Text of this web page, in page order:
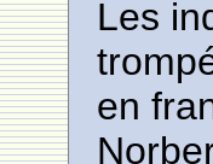
Les
en